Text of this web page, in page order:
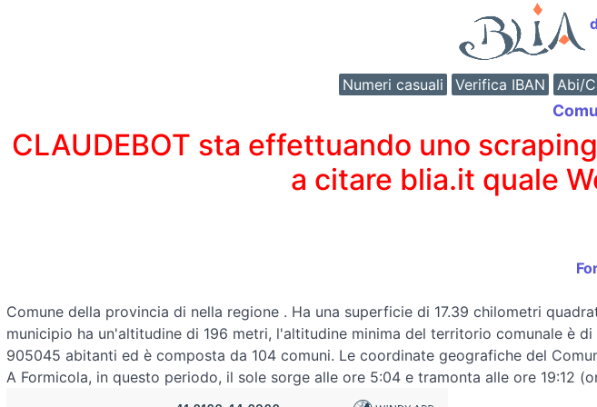
Numeri casuali Verifica IBAN Abi/
CLAUDEBOT sta effettuando uno
a citare blia.it quale
Comune della provincia di nella regione . Ha una superficie di 17.39 chilometri
municipio ha un'altitudine di 196 metri, l'altitudine minima del territorio comunale è
905045 abitanti ed è composta da 104 comuni. Le coordinate geografiche del
A Formicola, in questo periodo, il sole sorge alle ore 5:04 e tramonta alle ore 19:12